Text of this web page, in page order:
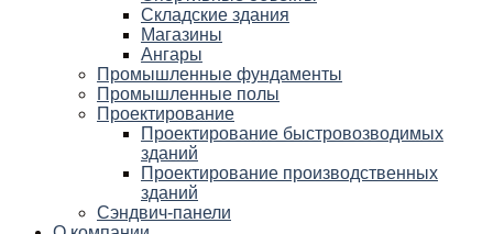
Складские здания
Магазины
Ангары
Промышленные фундаменты
Промышленные полы
Проектирование
Проектирование быстровозводимых
зданий
Проектирование производственных
зданий
Сэндвич-панели